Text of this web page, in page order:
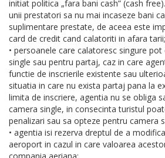
initiat politica „fara bani cash” (cash
unii prestatori sa nu mai incaseze bani
suplimentare prestate, de aceea este
card de credit cand calatoriti in afara tarii;
• persoanele care calatoresc singure
single sau pentru partaj, caz in care
functie de inscrierile existente sau
situatia in care nu exista partaj pana la
limita de inscriere, agentia nu se obliga
camera single, in consecinta turistul
penalizari sau sa opteze pentru camera
• agentia isi rezerva dreptul de a
aeroport in cazul in care valoarea